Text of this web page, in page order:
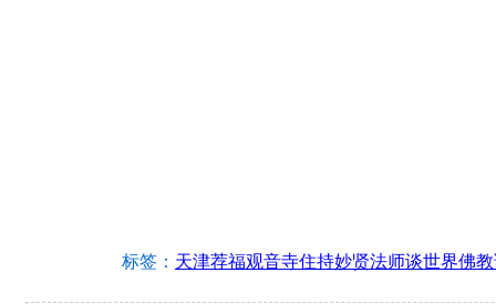
标签： 天津荐福观音寺住持妙贤法师谈世界佛